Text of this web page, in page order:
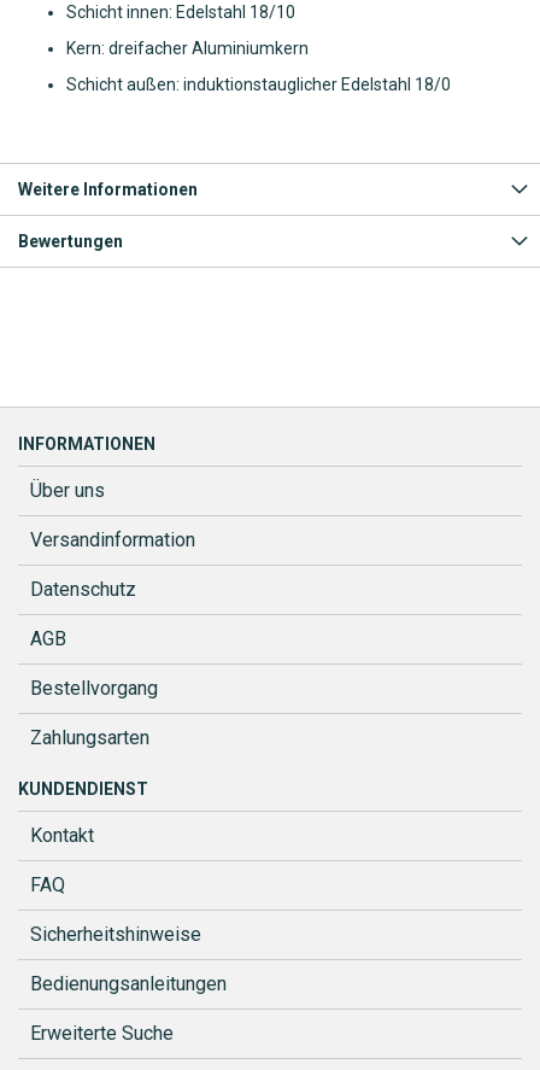
Schicht innen: Edelstahl 18/​10
Kern: dreifacher Aluminiumkern
Schicht außen: induktionstauglicher Edelstahl 18/​0
Weitere Informationen
Bewertungen
INFORMATIONEN
Über uns
Versandinformation
Datenschutz
AGB
Bestellvorgang
Zahlungsarten
KUNDENDIENST
Kontakt
FAQ
Sicherheitshinweise
Bedienungsanleitungen
Erweiterte Suche